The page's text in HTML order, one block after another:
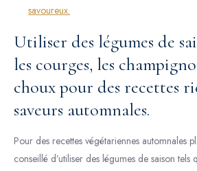
savoureux.
Utiliser des légumes de
les courges, les
choux pour des recettes
saveurs automnales.
Pour des recettes végétariennes automnales
conseillé d’utiliser des légumes de saison tels